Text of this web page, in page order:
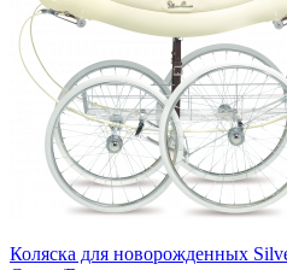
Коляска для новорожденных